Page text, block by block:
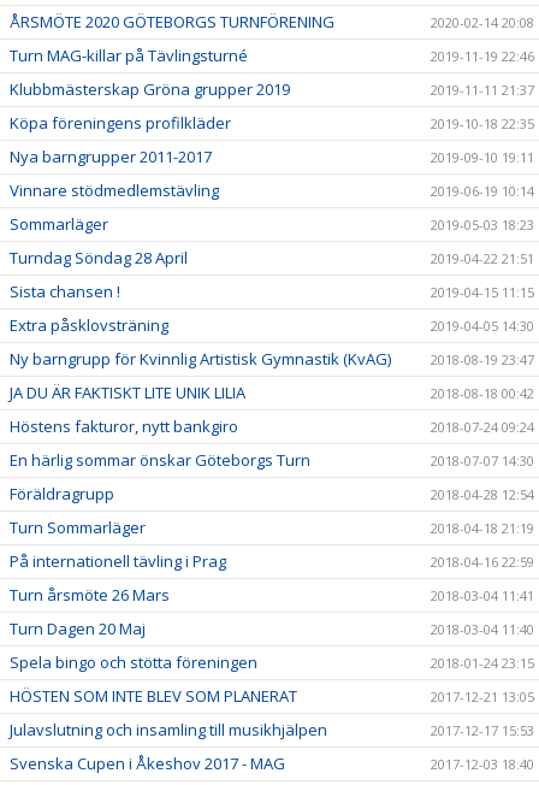
ÅRSMÖTE 2020 GÖTEBORGS TURNFÖRENING 2020-02-14 20:08
Turn MAG-killar på Tävlingsturné 2019-11-19 22:46
Klubbmästerskap Gröna grupper 2019 2019-11-11 21:37
Köpa föreningens profilkläder 2019-10-18 22:35
Nya barngrupper 2011-2017 2019-09-10 19:11
Vinnare stödmedlemstävling 2019-06-19 10:14
Sommarläger 2019-05-03 18:23
Turndag Söndag 28 April 2019-04-22 21:51
Sista chansen ! 2019-04-15 11:15
Extra påsklovsträning 2019-04-05 14:30
Ny barngrupp för Kvinnlig Artistisk Gymnastik (KvAG) 2018-08-19 23:47
JA DU ÄR FAKTISKT LITE UNIK LILIA 2018-08-18 00:42
Höstens fakturor, nytt bankgiro 2018-07-24 09:24
En härlig sommar önskar Göteborgs Turn 2018-07-07 14:30
Föräldragrupp 2018-04-28 12:54
Turn Sommarläger 2018-04-18 21:19
På internationell tävling i Prag 2018-04-16 22:59
Turn årsmöte 26 Mars 2018-03-04 11:41
Turn Dagen 20 Maj 2018-03-04 11:40
Spela bingo och stötta föreningen 2018-01-24 23:15
HÖSTEN SOM INTE BLEV SOM PLANERAT 2017-12-21 13:05
Julavslutning och insamling till musikhjälpen 2017-12-17 15:53
Svenska Cupen i Åkeshov 2017 - MAG 2017-12-03 18:40